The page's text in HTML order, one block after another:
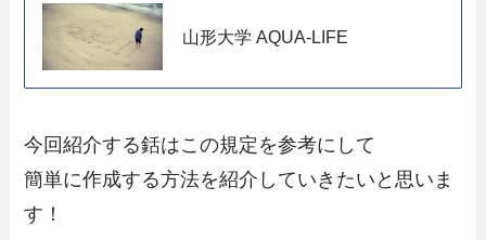
山形大学 AQUA-LIFE
今回紹介する銛はこの規定を参考にして
簡単に作成する方法を紹介していきたいと思いま
す！